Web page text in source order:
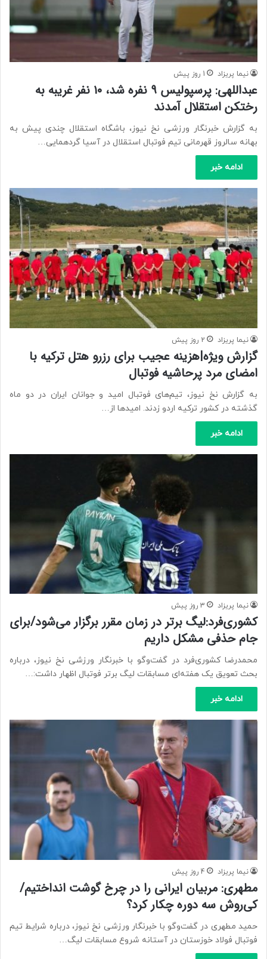
نیما پریزاد 1 روز پیش
عبداللهی: پرسپولیس ۹ نفره شد، ۱۰ نفر غریبه به
رختکن استقلال آمدند
به گزارش خبرنگار ورزشی نخ نیوز، باشگاه استقلال چندی پیش به
بهانه سالروز قهرمانی تیم فوتبال استقلال در آسیا گردهمایی…
ادامه خبر
نیما پریزاد 2 روز پیش
گزارش ویژه|هزینه‌ عجیب برای رزرو هتل ترکیه با
امضای مرد پرحاشیه فوتبال
به گزارش نخ نیوز، تیم‌های فوتبال امید و جوانان ایران در دو ماه
گذشته در کشور ترکیه اردو زدند. امیدها از…
ادامه خبر
نیما پریزاد 3 روز پیش
کشوری‌فرد:لیگ برتر در زمان مقرر برگزار می‌شود/برای
جام حذفی مشکل داریم
محمدرضا کشوری‌فرد در گفت‌وگو با خبرنگار ورزشی نخ نیوز، درباره
بحث تعویق یک هفته‌ای مسابقات لیگ برتر فوتبال اظهار داشت:…
ادامه خبر
نیما پریزاد 4 روز پیش
مطهری: مربیان ایرانی را در چرخ گوشت انداختیم/
کی‌روش سه دوره چکار کرد؟
حمید مطهری در گفت‌وگو با خبرنگار ورزشی نخ نیوز، درباره شرایط تیم
فوتبال فولاد خوزستان در آستانه شروع مسابقات لیگ…